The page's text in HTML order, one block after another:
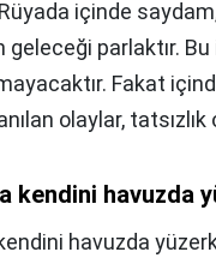
Rüyada içinde
geleceği parlaktır. Bu
Fakat
olaylar, tatsızlık
kendini havuzda
havuzda